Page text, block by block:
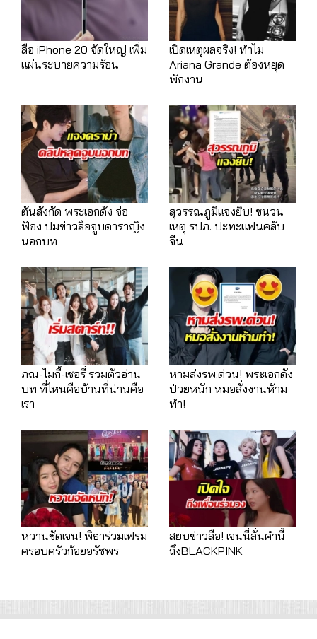
ลือ iPhone 20 จัดใหญ่ เพิ่ม
แผ่นระบายความร้อน
เปิดเหตุผลจริง! ทำไม
Ariana Grande ต้องหยุด
พักงาน
ตันสังกัด พระเอกดัง จ่อ
ฟ้อง ปมข่าวลือจูบดาราญิง
นอกบท
สุวรรณภูมิแจงยิบ! ชนวน
เหตุ รปภ. ปะทะแฟนคลับ
จีน
ภณ-ไมกี้-เชอรี่ รวมตัวอ่าน
บท ที่ไหนคือบ้านที่น่านคือ
เรา
หามส่งรพ.ด่วน! พระเอกดัง
ป่วยหนัก หมอสั่งงานห้าม
ทำ!
หวานชัดเจน! พิธาร่วมเฟรม
ครอบครัวก้อยอรัชพร
สยบข่าวลือ! เจนนี่ลั่นคำนี้
ถึงBLACKPINK